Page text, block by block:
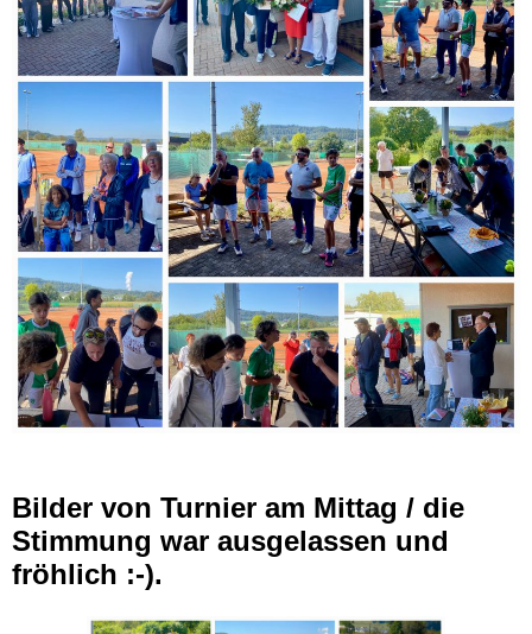
Bilder von Turnier am Mittag / die
Stimmung war ausgelassen und
fröhlich :-).